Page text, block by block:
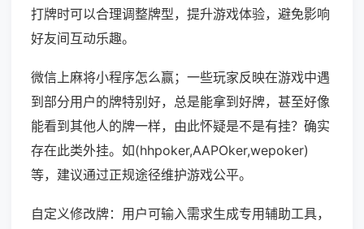
打牌时可以合理调整牌型，提升游戏体验，避免影响
好友间互动乐趣。
微信上麻将小程序怎么赢；一些玩家反映在游戏中遇
到部分用户的牌特别好，总是能拿到好牌，甚至好像
能看到其他人的牌一样，由此怀疑是不是有挂？确实
存在此类外挂。如(hhpoker,AAPOker,wepoker)
等，建议通过正规途径维护游戏公平。
自定义修改牌：用户可输入需求生成专用辅助工具，